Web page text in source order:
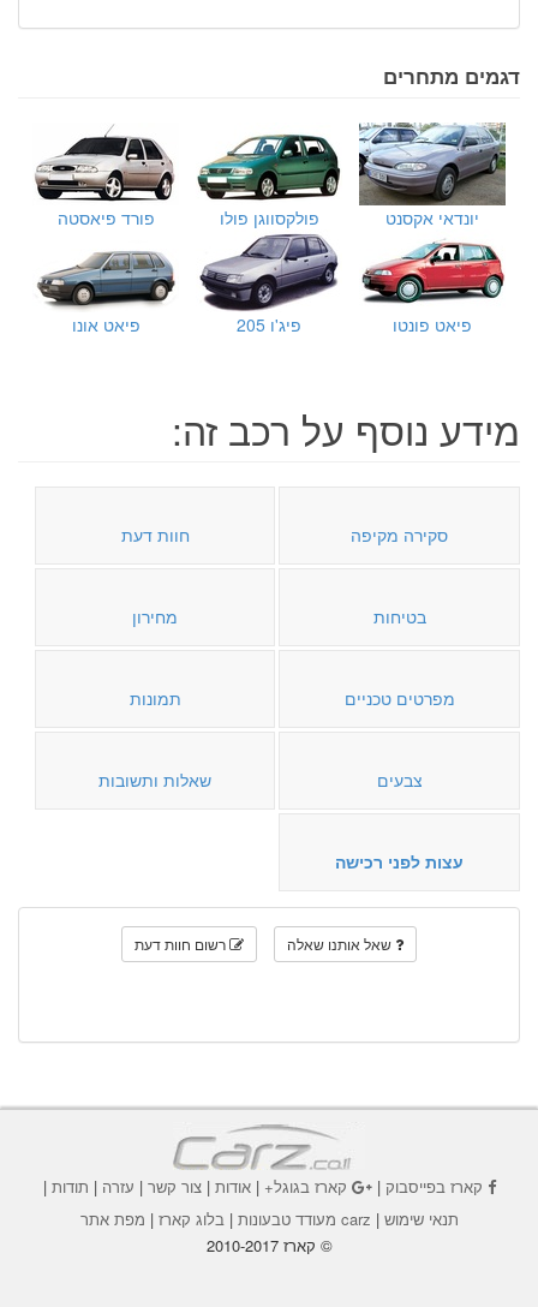
דגמים מתחרים
יונדאי אקסנט פולקסווגן פולו פורד פיאסטה
פיאט פונטו פיג'ו 205 פיאט אונו
מידע נוסף על רכב זה:
סקירה מקיפה חוות דעת
בטיחות מחירון
מפרטים טכניים תמונות
צבעים שאלות ותשובות
עצות לפני רכישה
שאל אותנו שאלה רשום חוות דעת
קארז בפייסבוק| קארז בגוגל+|אודות |צור קשר | עזרה | תודות |
תנאי שימוש | carz מעודד טבעונות | בלוג קארז | מפת אתר
© קארז 2010-2017